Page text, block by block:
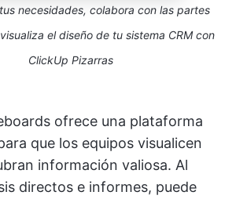
necesidades, colabora con las partes
el diseño de tu sistema CRM con
ClickUp Pizarras
ofrece una plataforma
que los equipos visualicen
información valiosa. Al
directos e informes, puede